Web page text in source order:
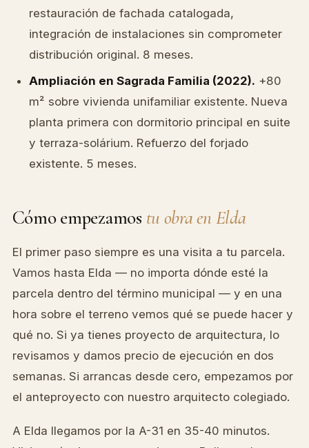
restauración de fachada catalogada,
integración de instalaciones sin comprometer
distribución original. 8 meses.
Ampliación en Sagrada Familia (2022). +80
m² sobre vivienda unifamiliar existente. Nueva
planta primera con dormitorio principal en suite
y terraza-solárium. Refuerzo del forjado
existente. 5 meses.
Cómo empezamos tu obra en Elda
El primer paso siempre es una visita a tu parcela.
Vamos hasta Elda — no importa dónde esté la
parcela dentro del término municipal — y en una
hora sobre el terreno vemos qué se puede hacer y
qué no. Si ya tienes proyecto de arquitectura, lo
revisamos y damos precio de ejecución en dos
semanas. Si arrancas desde cero, empezamos por
el anteproyecto con nuestro arquitecto colegiado.
A Elda llegamos por la A-31 en 35-40 minutos.